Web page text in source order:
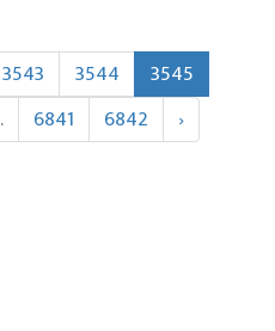
3543 3544
3545
6841 6842 ›